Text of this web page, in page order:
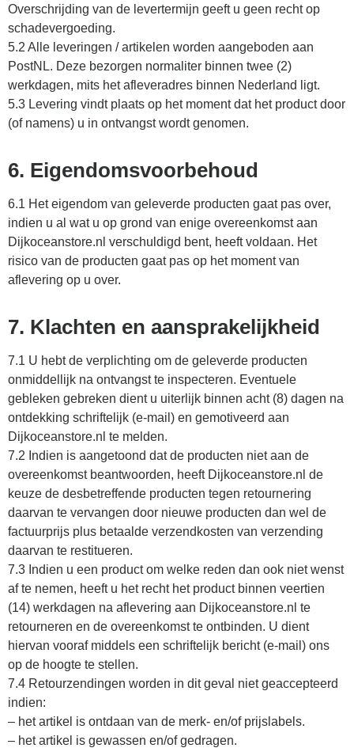
Overschrijding van de levertermijn geeft u geen recht op
schadevergoeding.
5.2 Alle leveringen / artikelen worden aangeboden aan
PostNL. Deze bezorgen normaliter binnen twee (2)
werkdagen, mits het afleveradres binnen Nederland ligt.
5.3 Levering vindt plaats op het moment dat het product door
(of namens) u in ontvangst wordt genomen.
6. Eigendomsvoorbehoud
6.1 Het eigendom van geleverde producten gaat pas over,
indien u al wat u op grond van enige overeenkomst aan
Dijkoceanstore.nl verschuldigd bent, heeft voldaan. Het
risico van de producten gaat pas op het moment van
aflevering op u over.
7. Klachten en aansprakelijkheid
7.1 U hebt de verplichting om de geleverde producten
onmiddellijk na ontvangst te inspecteren. Eventuele
gebleken gebreken dient u uiterlijk binnen acht (8) dagen na
ontdekking schriftelijk (e-mail) en gemotiveerd aan
Dijkoceanstore.nl te melden.
7.2 Indien is aangetoond dat de producten niet aan de
overeenkomst beantwoorden, heeft Dijkoceanstore.nl de
keuze de desbetreffende producten tegen retournering
daarvan te vervangen door nieuwe producten dan wel de
factuurprijs plus betaalde verzendkosten van verzending
daarvan te restitueren.
7.3 Indien u een product om welke reden dan ook niet wenst
af te nemen, heeft u het recht het product binnen veertien
(14) werkdagen na aflevering aan Dijkoceanstore.nl te
retourneren en de overeenkomst te ontbinden. U dient
hiervan vooraf middels een schriftelijk bericht (e-mail) ons
op de hoogte te stellen.
7.4 Retourzendingen worden in dit geval niet geaccepteerd
indien:
– het artikel is ontdaan van de merk- en/of prijslabels.
– het artikel is gewassen en/of gedragen.